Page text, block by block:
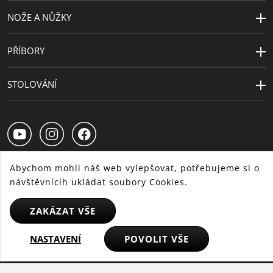
Návrhář
NOŽE A NŮŽKY
PŘÍBORY
STOLOVÁNÍ
© 2025 WMF - Všechna práva vyhrazena
Abychom mohli náš web vylepšovat, potřebujeme si o
návštěvnícíh ukládat soubory Cookies.
ZAKÁZAT VŠE
NASTAVENÍ POVOLIT VŠE